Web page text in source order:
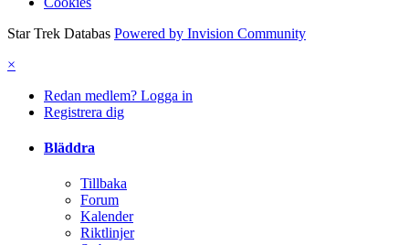
Star Trek Databas Powered by Invision Community
×
Redan medlem? Logga in
Registrera dig
Bläddra
Tillbaka
Forum
Kalender
Riktlinjer